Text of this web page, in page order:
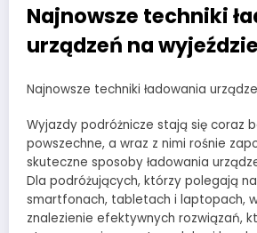
Najnowsze techniki
urządzeń na wyjeździe
Najnowsze techniki ładowania
Wyjazdy podróżnicze stają się coraz
powszechne, a wraz z nimi rośnie
skuteczne sposoby ładowania
Dla podróżujących, którzy polegają
smartfonach, tabletach i laptopach,
znalezienie efektywnych rozwiązań,